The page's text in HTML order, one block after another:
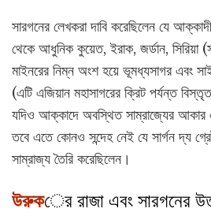
সারগনের লেখকরা দাবি করেছিলেন যে
থেকে আধুনিক কুয়েত, ইরাক, জর্ডান, সিরিয়া
মাইনরের নিম্ন অংশ হয়ে ভূমধ্যসাগর এবং
(এটি এজিয়ান মহাসাগরের ক্রিট পর্যন্ত
যদিও আক্কাদে অবস্থিত সাম্রাজ্যের আকার
তবে এতে কোনও সন্দেহ নেই যে সার্গন দ্য
সাম্রাজ্য তৈরি করেছিলেন।
উরুকের রাজা এবং সারগনের